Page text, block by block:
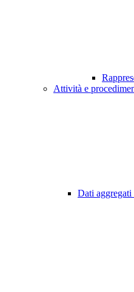
Attività e
Dati